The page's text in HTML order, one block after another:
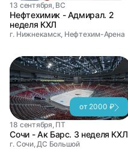
13 сентября, ВС
Нефтехимик - Адмирал. 2
неделя КХЛ
г. Нижнекамск, Нефтехим-Арена
от 2000 ₽
18 сентября, ПТ
Сочи - Ак Барс. 3 неделя КХЛ
г. Сочи, ДС Большой